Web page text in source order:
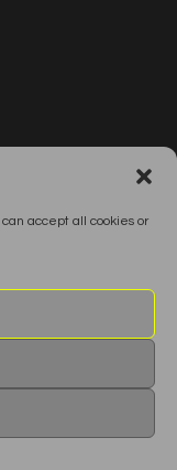
accept all cookies or